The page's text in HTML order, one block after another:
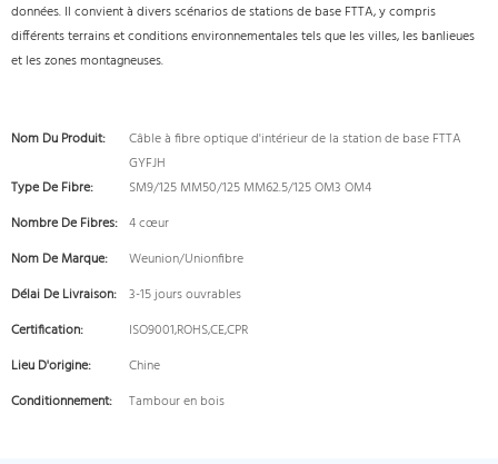
données. Il convient à divers scénarios de stations de base FTTA, y compris
différents terrains et conditions environnementales tels que les villes, les banlieues
et les zones montagneuses.
Nom Du Produit:
Câble à fibre optique d'intérieur de la station de base FTTA
GYFJH
Type De Fibre:
SM9/125 MM50/125 MM62.5/125 OM3 OM4
Nombre De Fibres: 4 cœur
Nom De Marque:
Weunion/Unionfibre
Délai De Livraison: 3-15 jours ouvrables
Certification:
ISO9001,ROHS,CE,CPR
Lieu D'origine:
Chine
Conditionnement:
Tambour en bois